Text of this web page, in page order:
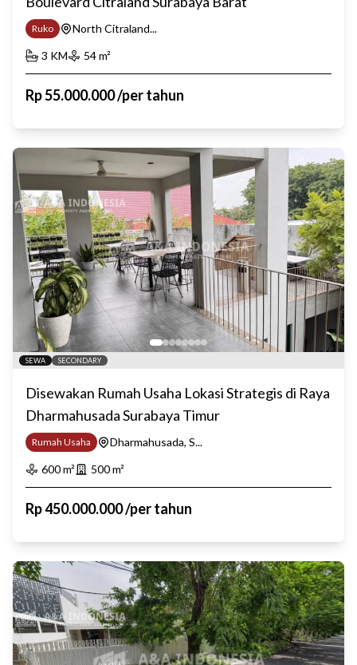
Ruko
North Citraland...
3 KM 54m²
Rp55.000.000/per tahun
SEWA SECONDARY
Disewakan Rumah Usaha Lokasi Strategis di Raya
Dharmahusada Surabaya Timur
Rumah Usaha
Dharmahusada, S...
600m² 500m²
Rp450.000.000/per tahun